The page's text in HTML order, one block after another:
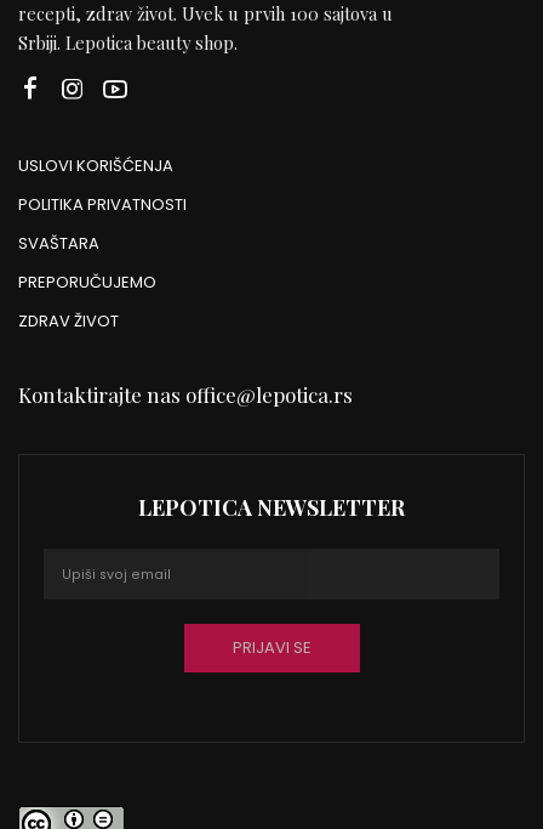
recepti, zdrav život. Uvek u prvih 100 sajtova u
Srbiji. Lepotica beauty shop.
USLOVI KORIŠĆENJA
POLITIKA PRIVATNOSTI
SVAŠTARA
PREPORUČUJEMO
ZDRAV ŽIVOT
Kontaktirajte nas office@lepotica.rs
LEPOTICA NEWSLETTER